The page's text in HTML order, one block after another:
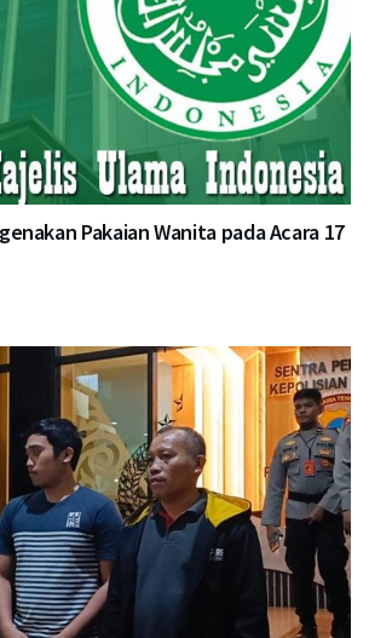
Pakaian Wanita pada Acara 17